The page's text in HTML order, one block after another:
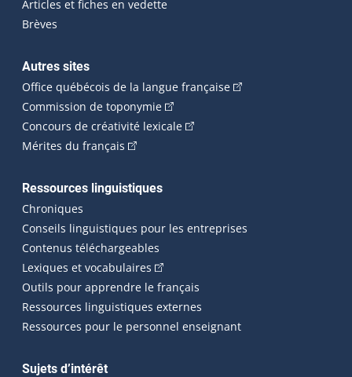
Articles et fiches en vedette
Brèves
Autres sites
Office québécois de la langue française(Cet hyperlien
Commission de toponymie(Cet hyperlien externe s'ouvrira
Concours de créativité lexicale(Cet hyperlien externe
Mérites du français (Cet hyperlien externe s'ouvrira dans une
Ressources linguistiques
Chroniques
Conseils linguistiques pour les entreprises
Contenus téléchargeables
Lexiques et vocabulaires (Cet hyperlien externe s'ouvrira
Outils pour apprendre le français
Ressources linguistiques externes
Ressources pour le personnel enseignant
Sujets d’intérêt